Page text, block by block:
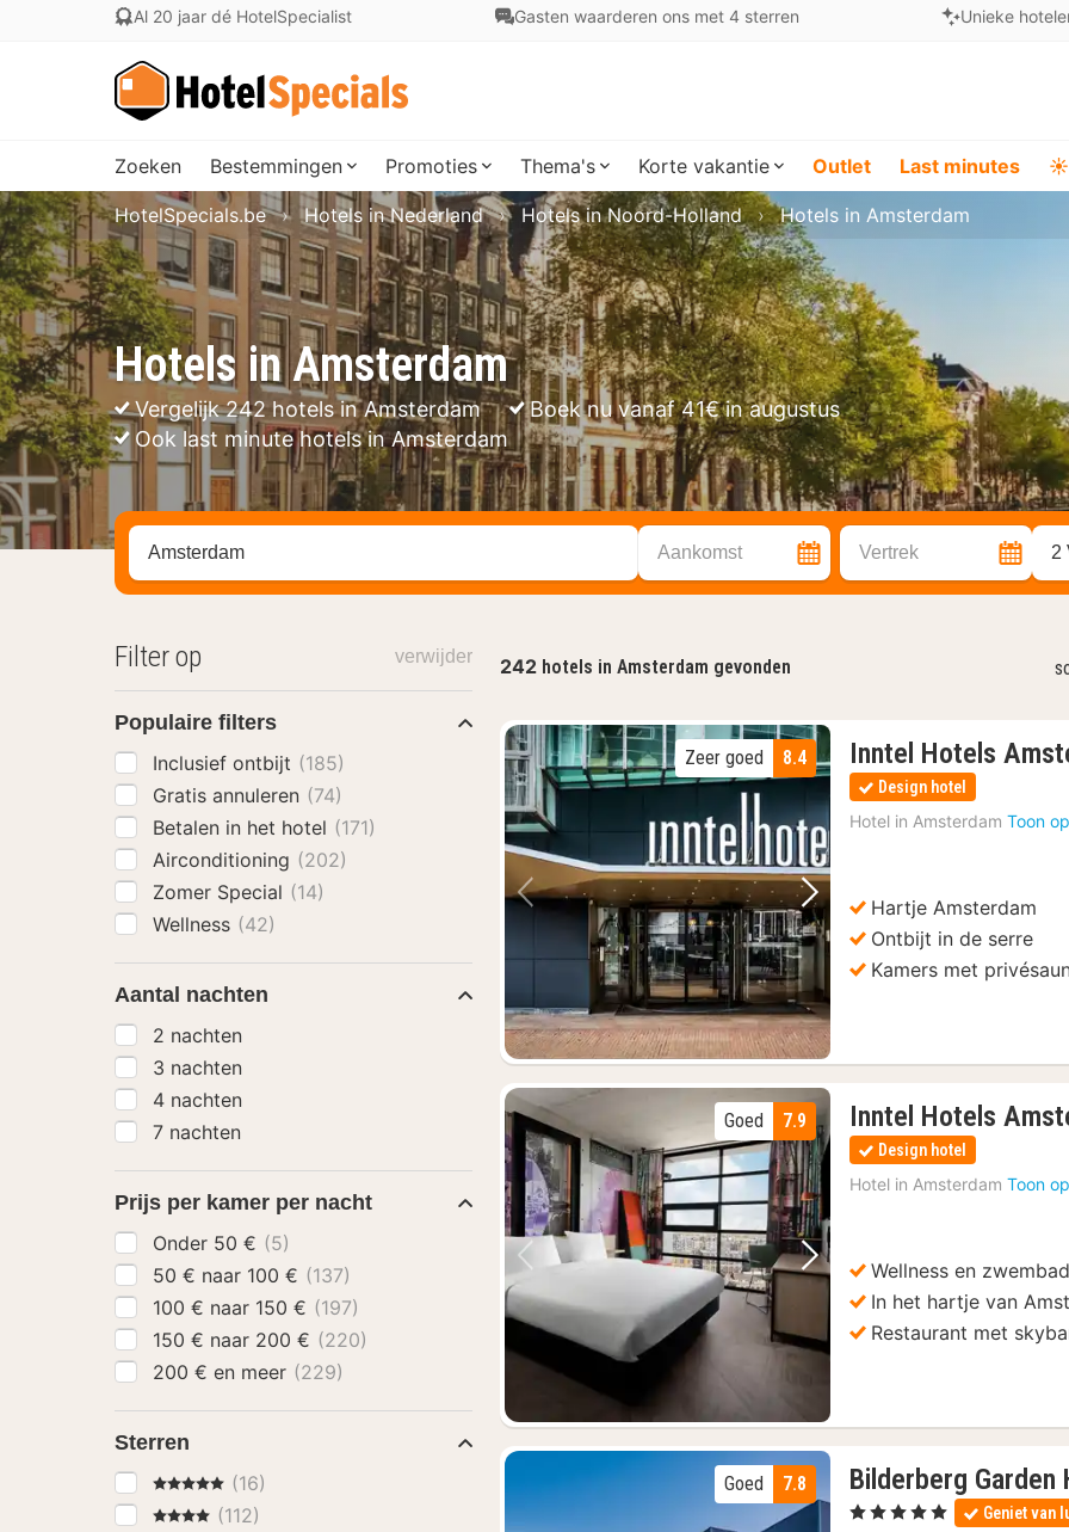
Al 20 jaar dé HotelSpecialist Gasten waarderen ons met 4 sterren Unieke
Zoeken Bestemmingen Promoties Thema's Korte vakantie Outlet Last minutes ☀️
Hotels in Amsterdam
Vergelijk 242 hotels in Amsterdam
Boek nu vanaf 41€ in augustus
Ook last minute hotels in Amsterdam
HotelSpecials.be Hotels in Nederland Hotels in Noord-Holland Hotels in Amsterdam
Zoek op hotel, regio of stad Aankomst Vertrek 2
242 hotels in Amsterdam gevonden
Vorige foto Volgende foto
8.4
Zeer goed Inntel Hotels
Design hotel
Hotel in Amsterdam Toon
Hartje Amsterdam
Ontbijt in de serre
Kamers met
Vorige foto Volgende foto
7.9
Goed Inntel Hotels
Design hotel
Hotel in Amsterdam Toon
Wellness en zwembad
In het hartje van
Restaurant met
7.8
Goed Bilderberg
, 5 Sterren Geniet van
Filter op verwijder
Populaire filters
Inclusief ontbijt (185)
Gratis annuleren (74)
Betalen in het hotel (171)
Airconditioning (202)
Zomer Special (14)
Wellness (42)
Aantal nachten
2 nachten
3 nachten
4 nachten
7 nachten
Prijs per kamer per nacht
Onder 50 € (5)
50 € naar 100 € (137)
100 € naar 150 € (197)
150 € naar 200 € (220)
200 € en meer (229)
Sterren
5 Sterren(16)
4 Sterren(112)